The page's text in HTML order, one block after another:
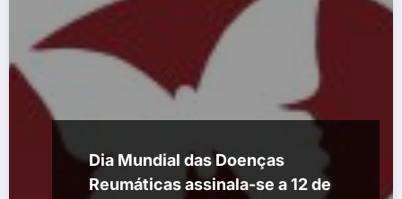
Dia Mundial das Doenças
Reumáticas assinala-se a 12 de